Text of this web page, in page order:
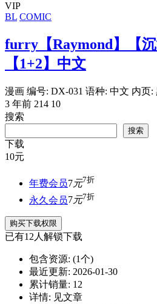
VIP
BL COMIC
furry【Raymond】【沉
【1+2】中文
漫画 编号: DX-031 语种: 中文 内页:
3 年前 214 10
搜索
搜索
下载
10元
年费会员7元7折
永久会员7元7折
购买下载权限
已有12人解锁下载
包含资源: (1个)
最近更新: 2026-01-30
累计销量: 12
详情: 见文章